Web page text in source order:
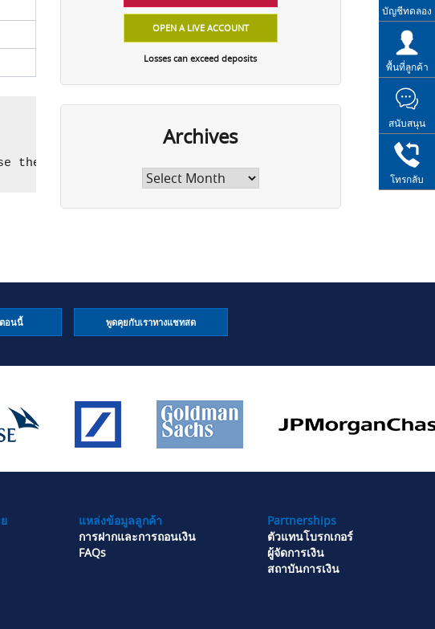
บัญชีทดลอง
พื้นที่ลูกค้า
สนับสนุน
โทรกลับ
them all at the closing prices meanwhile cancel all the
OPEN A LIVE ACCOUNT
Losses can exceed deposits
Archives
Archives
ตอนนี้ พูดคุยกับเราทางแชทสด
แหล่งข้อมูลลูกค้า
การฝากและการถอนเงิน
FAQs
Partnerships
ตัวแทนโบรกเกอร์
ผู้จัดการเงิน
สถาบันการเงิน